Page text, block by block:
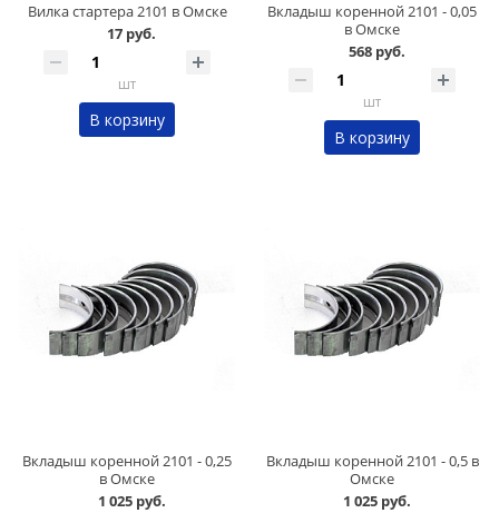
Вилка стартера 2101 в Омске
17 руб.
шт
В корзину
Вкладыш коренной 2101 - 0,05
в Омске
568 руб.
шт
В корзину
Вкладыш коренной 2101 - 0,25
в Омске
1 025 руб.
Вкладыш коренной 2101 - 0,5 в
Омске
1 025 руб.